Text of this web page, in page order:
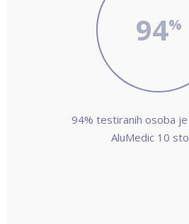
94
94% testiranih osoba
AluMedic 10